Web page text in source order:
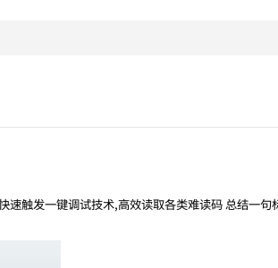
触发一键调试技术,高效读取各类难读码 总结一句